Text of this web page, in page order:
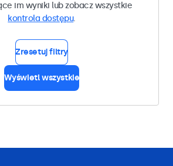
im wyniki lub zobacz wszystkie
kontrola dostępu.
Zresetuj filtry
Wyświetl wszystkie